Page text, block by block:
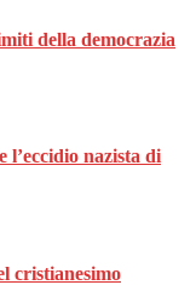
della democrazia
l’eccidio nazista di
cristianesimo